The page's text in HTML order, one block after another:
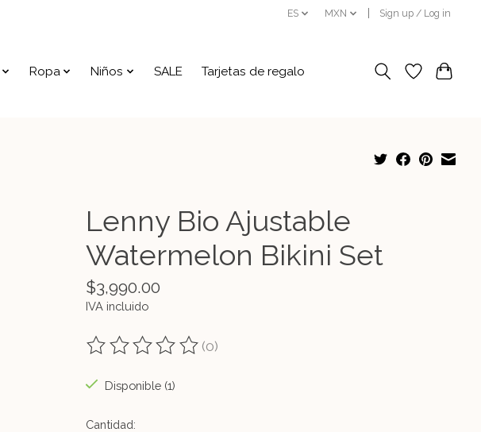
ES MXN Sign up / Log in
Ropa Niños SALE Tarjetas de regalo
Lenny Bio Ajustable
Watermelon Bikini Set
$3,990.00
IVA incluido
The rating of this product is
(0)
Disponible (1)
Cantidad: